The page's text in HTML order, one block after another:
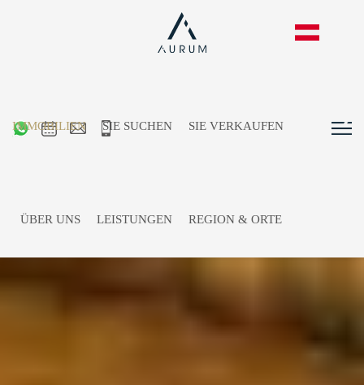
IMMOBILIEN SIE SUCHEN SIE VERKAUFEN
ÜBER UNS LEISTUNGEN REGION & ORTE